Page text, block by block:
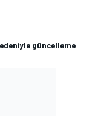
güncelleme